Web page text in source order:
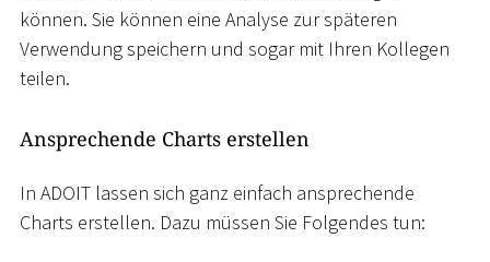
können. Sie können eine Analyse zur späteren
Verwendung speichern und sogar mit Ihren Kollegen
teilen.
Ansprechende Charts erstellen
In ADOIT lassen sich ganz einfach ansprechende
Charts erstellen. Dazu müssen Sie Folgendes tun: